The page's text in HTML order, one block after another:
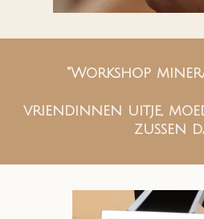
"Workshop
vriendinnen uitje,
zussen